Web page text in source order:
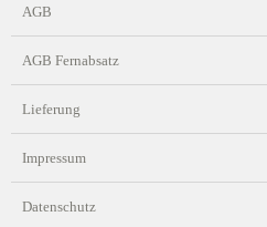
AGB
AGB Fernabsatz
Lieferung
Impressum
Datenschutz